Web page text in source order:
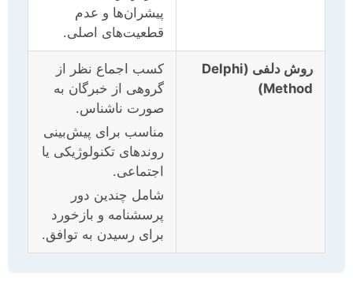
پیشران‌ها و عدم
قطعیت‌های اصلی.
روش دلفی (Delphi
Method)
کسب اجماع نظر از
گروهی از خبرگان به
صورت ناشناس.
مناسب برای پیش‌بینی
روندهای تکنولوژیکی یا
اجتماعی.
شامل چندین دور
پرسشنامه و بازخورد
برای رسیدن به توافق.